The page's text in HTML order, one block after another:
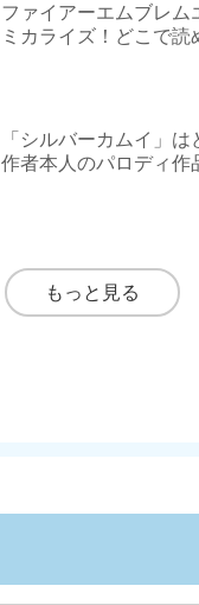
ファイアーエムブレム
ミカライズ！どこで読
「シルバーカムイ」は
作者本人のパロディ作
もっと見る